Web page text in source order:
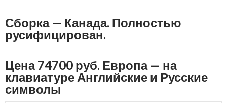
Сборка — Канада. Полностью
русифицирован.
Цена 74700 руб. Европа — на
клавиатуре Английские и Русские
символы